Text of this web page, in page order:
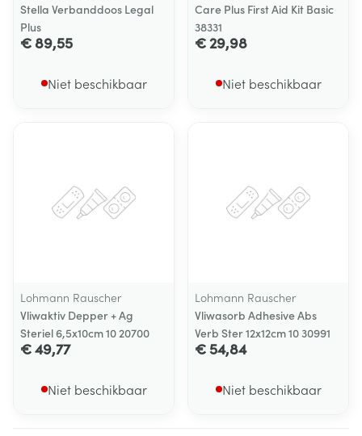
Stella Verbanddoos Legal
Plus
€ 89,55
Niet beschikbaar
Care Plus First Aid Kit Basic
38331
€ 29,98
Niet beschikbaar
Lohmann Rauscher
Vliwaktiv Depper + Ag
Steriel 6,5x10cm 10 20700
€ 49,77
Niet beschikbaar
Lohmann Rauscher
Vliwasorb Adhesive Abs
Verb Ster 12x12cm 10 30991
€ 54,84
Niet beschikbaar